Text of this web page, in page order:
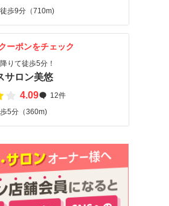
歩9分（710m)
ーポンをチェック
りて徒歩5分！
サロン美悠
4.09
12件
5分（360m)